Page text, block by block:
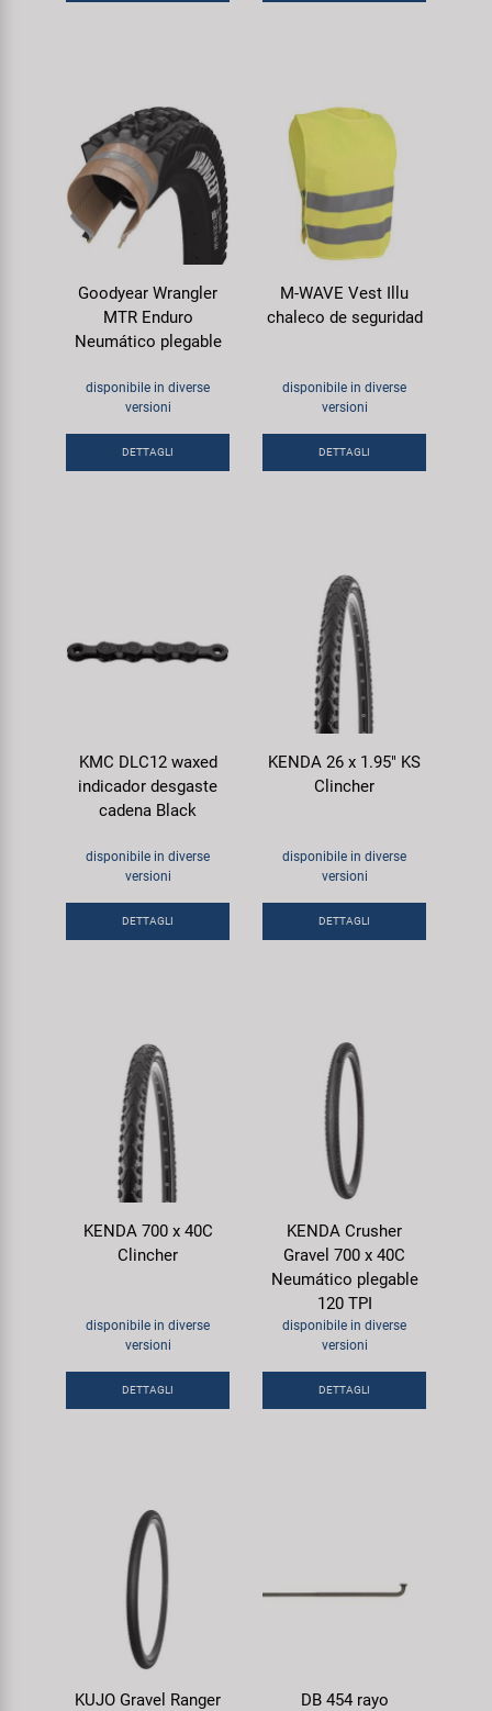
Goodyear Wrangler
MTR Enduro
Neumático plegable
disponibile in diverse
versioni
DETTAGLI
M-WAVE Vest Illu
chaleco de seguridad
disponibile in diverse
versioni
DETTAGLI
KMC DLC12 waxed
indicador desgaste
cadena Black
disponibile in diverse
versioni
DETTAGLI
KENDA 26 x 1.95" KS
Clincher
disponibile in diverse
versioni
DETTAGLI
KENDA 700 x 40C
Clincher
disponibile in diverse
versioni
DETTAGLI
KENDA Crusher
Gravel 700 x 40C
Neumático plegable
120 TPI
disponibile in diverse
versioni
DETTAGLI
KUJO Gravel Ranger
DB 454 rayo